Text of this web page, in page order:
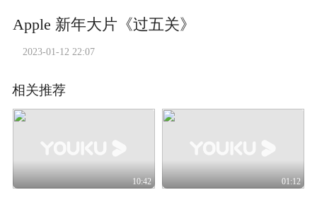
Apple 新年大片《过五关》
2023-01-12 22:07
相关推荐
10:42 01:12